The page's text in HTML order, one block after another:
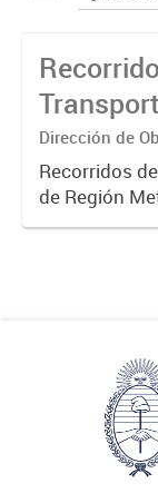
Buenos
Dirección de
Transporte,
Recorridos
de Región
Aires